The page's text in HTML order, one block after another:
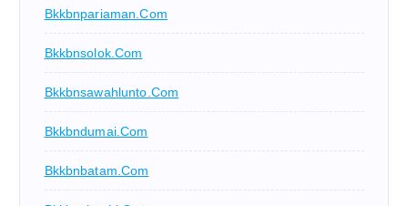
Bkkbnpariaman.com
Bkkbnsolok.com
Bkkbnsawahlunto.com
Bkkbndumai.com
Bkkbnbatam.com